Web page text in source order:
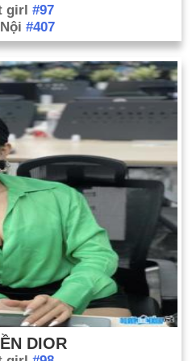
girl #97
#407
DIOR